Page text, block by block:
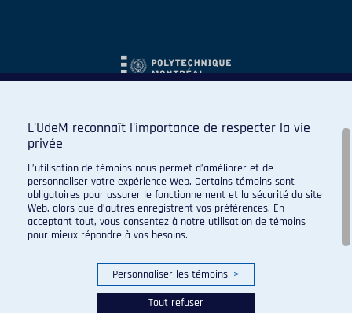
L’UdeM reconnaît l’importance de respecter la vie
privée
L’utilisation de témoins nous permet d’améliorer et de
personnaliser votre expérience Web. Certains témoins sont
obligatoires pour assurer le fonctionnement et la sécurité du site
Web, alors que d’autres enregistrent vos préférences. En
acceptant tout, vous consentez à notre utilisation de témoins
pour mieux répondre à vos besoins.
Personnaliser les témoins >
Tout refuser